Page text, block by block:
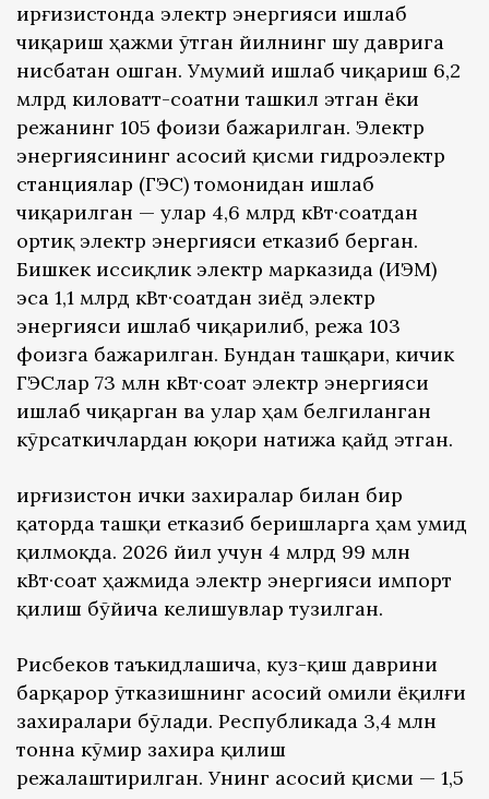
Қирғизистонда электр энергияси ишлаб
чиқариш ҳажми ўтган йилнинг шу даврига
нисбатан ошган. Умумий ишлаб чиқариш 6,2
млрд киловатт-соатни ташкил этган ёки
режанинг 105 фоизи бажарилган. Электр
энергиясининг асосий қисми гидроэлектр
станциялар (ГЭС) томонидан ишлаб
чиқарилган — улар 4,6 млрд кВт·соатдан
ортиқ электр энергияси етказиб берган.
Бишкек иссиқлик электр марказида (ИЭМ)
эса 1,1 млрд кВт·соатдан зиёд электр
энергияси ишлаб чиқарилиб, режа 103
фоизга бажарилган. Бундан ташқари, кичик
ГЭСлар 73 млн кВт·соат электр энергияси
ишлаб чиқарган ва улар ҳам белгиланган
кўрсаткичлардан юқори натижа қайд этган.
Қирғизистон ички захиралар билан бир
қаторда ташқи етказиб беришларга ҳам умид
қилмоқда. 2026 йил учун 4 млрд 99 млн
кВт·соат ҳажмида электр энергияси импорт
қилиш бўйича келишувлар тузилган.
Рисбеков таъкидлашича, куз-қиш даврини
барқарор ўтказишнинг асосий омили ёқилғи
захиралари бўлади. Республикада 3,4 млн
тонна кўмир захира қилиш
режалаштирилган. Унинг асосий қисми — 1,5